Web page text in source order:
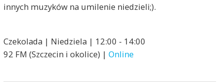
innych muzyków na umilenie niedzieli;).
Czekolada | Niedziela | 12:00 - 14:00
92 FM (Szczecin i okolice) | Online